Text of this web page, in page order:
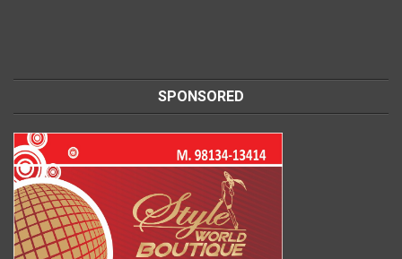
SPONSORED